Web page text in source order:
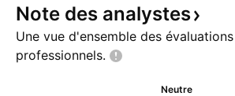
Note des analystes
Une vue d'ensemble des
professionnels.
Neutre